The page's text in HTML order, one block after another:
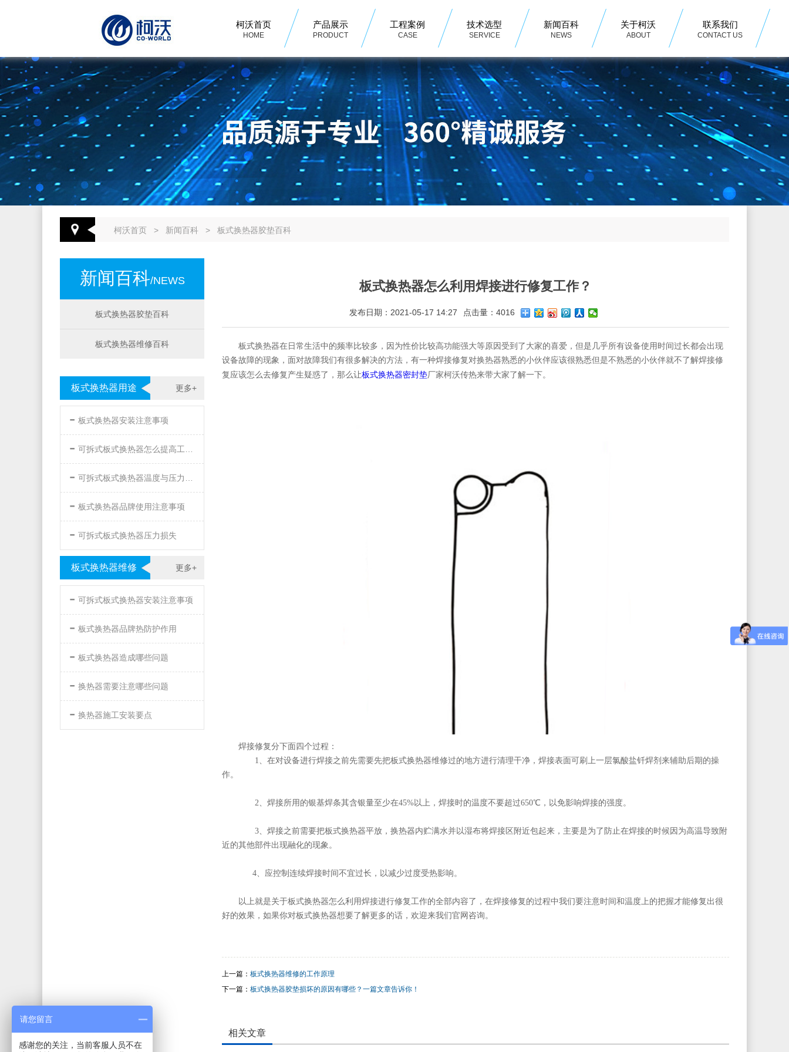
柯沃首页
HOME
产品展示
PRODUCT
工程案例
CASE
技术选型
SERVICE
新闻百科
NEWS
关于柯沃
ABOUT
联系我们
CONTACT US
柯沃首页 > 新闻百科 > 板式换热器胶垫百科
新闻百科/NEWS
板式换热器胶垫百科
板式换热器维修百科
更多+
板式换热器用途
- 板式换热器安装注意事项
- 可拆式板式换热器怎么提高工作效率
- 可拆式板式换热器温度与压力的要求
- 板式换热器品牌使用注意事项
- 可拆式板式换热器压力损失
更多+
板式换热器维修
- 可拆式板式换热器安装注意事项
- 板式换热器品牌热防护作用
- 板式换热器造成哪些问题
- 换热器需要注意哪些问题
- 换热器施工安装要点
板式换热器怎么利用焊接进行修复工作？
发布日期：2021-05-17 14:27 点击量：4016
板式换热器在日常生活中的频率比较多，因为性价比较高功能强大等原因受到了大家的喜爱，但是几乎所有设备使用时间过长都会出现
设备故障的现象，面对故障我们有很多解决的方法，有一种焊接修复对换热器熟悉的小伙伴应该很熟悉但是不熟悉的小伙伴就不了解焊接修
复应该怎么去修复产生疑惑了，那么让板式换热器密封垫厂家柯沃传热来带大家了解一下。
焊接修复分下面四个过程：
1、在对设备进行焊接之前先需要先把板式换热器维修过的地方进行清理干净，焊接表面可刷上一层氯酸盐钎焊剂来辅助后期的操
作。
2、焊接所用的银基焊条其含银量至少在45%以上，焊接时的温度不要超过650℃，以免影响焊接的强度。
3、焊接之前需要把板式换热器平放，换热器内贮满水并以湿布将焊接区附近包起来，主要是为了防止在焊接的时候因为高温导致附
近的其他部件出现融化的现象。
4、应控制连续焊接时间不宜过长，以减少过度受热影响。
以上就是关于板式换热器怎么利用焊接进行修复工作的全部内容了，在焊接修复的过程中我们要注意时间和温度上的把握才能修复出很
好的效果，如果你对板式换热器想要了解更多的话，欢迎来我们官网咨询。
上一篇： 板式换热器维修的工作原理
下一篇： 板式换热器胶垫损坏的原因有哪些？一篇文章告诉你！
相关文章
请您留言
感谢您的关注，当前客服人员不在